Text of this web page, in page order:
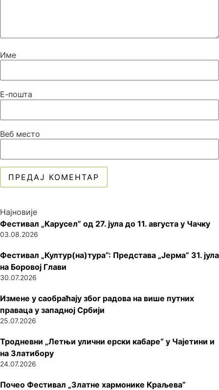
Име
Е-пошта
Веб место
Најновије
Фестивал „Карусел” од 27. јула до 11. августа у Чачку
03.08.2026
Фестивал „Култур(на)тура”: Представа „Јерма” 31. јула
на Боровој Глави
30.07.2026
Измене у саобраћају због радова на више путних
праваца у западној Србији
25.07.2026
Тродневни „Летњи улични ерски кабаре“ у Чајетини и
на Златибору
24.07.2026
Почео Фестивал „Златне хармонике Краљева”